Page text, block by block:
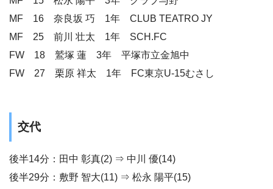
MF 16 奈良坂 巧 1年 CLUB TEATRO JY
MF 25 前川 壮太 1年 SCH.FC
FW 18 鷲塚 蓮 3年 平塚市立金旭中
FW 27 栗原 祥太 1年 FC東京U-15むさし
交代
後半14分：田中 彰真(2) ⇒ 中川 優(14)
後半29分：敷野 智大(11) ⇒ 松永 陽平(15)